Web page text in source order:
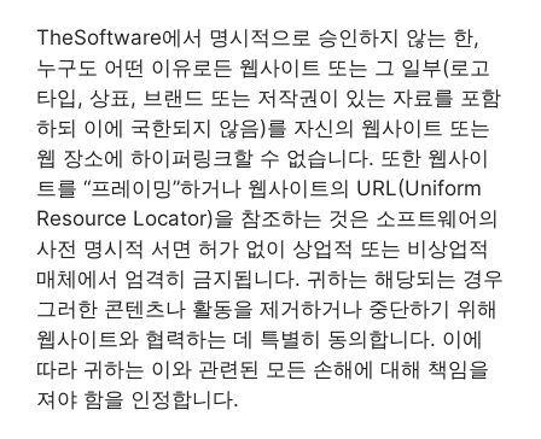
TheSoftware에서 명시적으로 승인하지 않는 한,
누구도 어떤 이유로든 웹사이트 또는 그 일부(로고
타입, 상표, 브랜드 또는 저작권이 있는 자료를 포함
하되 이에 국한되지 않음)를 자신의 웹사이트 또는
웹 장소에 하이퍼링크할 수 없습니다. 또한 웹사이
트를 “프레이밍”하거나 웹사이트의 URL(Uniform
Resource Locator)을 참조하는 것은 소프트웨어의
사전 명시적 서면 허가 없이 상업적 또는 비상업적
매체에서 엄격히 금지됩니다. 귀하는 해당되는 경우
그러한 콘텐츠나 활동을 제거하거나 중단하기 위해
웹사이트와 협력하는 데 특별히 동의합니다. 이에
따라 귀하는 이와 관련된 모든 손해에 대해 책임을
져야 함을 인정합니다.